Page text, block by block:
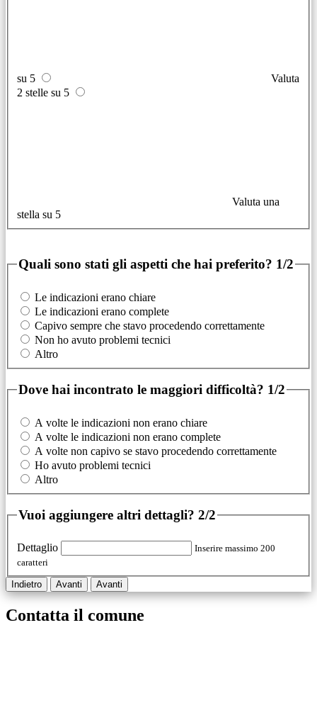
su 5
Valuta
2 stelle su 5
Valuta una
stella su 5
Quali sono stati gli aspetti che hai preferito? 1/2
Le indicazioni erano chiare
Le indicazioni erano complete
Capivo sempre che stavo procedendo correttamente
Non ho avuto problemi tecnici
Altro
Dove hai incontrato le maggiori difficoltà? 1/2
A volte le indicazioni non erano chiare
A volte le indicazioni non erano complete
A volte non capivo se stavo procedendo correttamente
Ho avuto problemi tecnici
Altro
Vuoi aggiungere altri dettagli? 2/2
Dettaglio
Inserire massimo 200
caratteri
Indietro Avanti Avanti
Contatta il comune